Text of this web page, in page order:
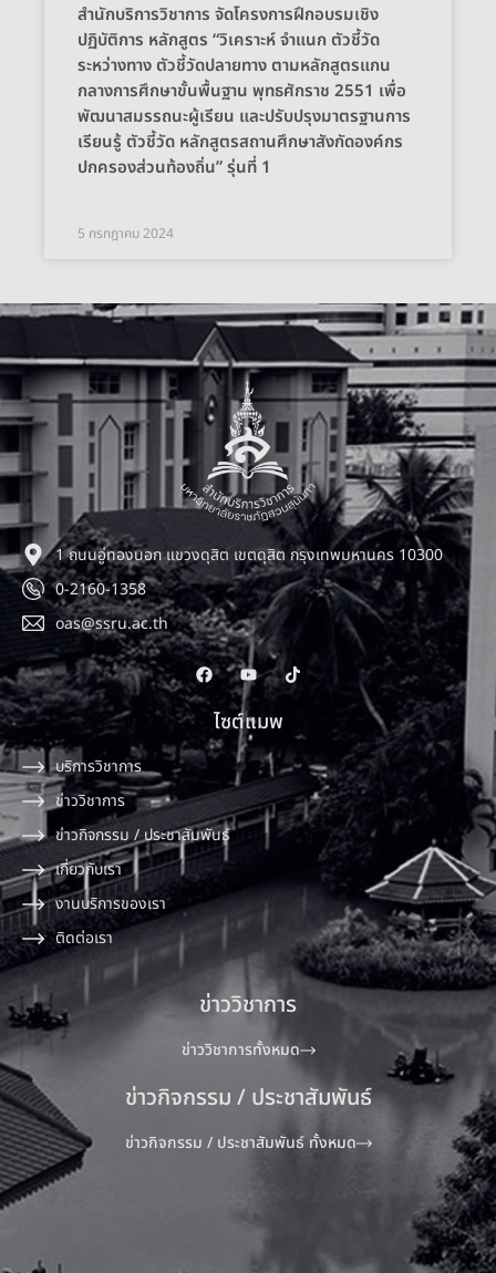
สำนักบริการวิชาการ จัดโครงการฝึกอบรมเชิง
ปฏิบัติการ หลักสูตร “วิเคราะห์ จำแนก ตัวชี้วัด
ระหว่างทาง ตัวชี้วัดปลายทาง ตามหลักสูตรแกน
กลางการศึกษาขั้นพื้นฐาน พุทธศักราช 2551 เพื่อ
พัฒนาสมรรถนะผู้เรียน และปรับปรุงมาตรฐานการ
เรียนรู้ ตัวชี้วัด หลักสูตรสถานศึกษาสังกัดองค์กร
ปกครองส่วนท้องถิ่น” รุ่นที่ 1
5 กรกฎาคม 2024
1 ถนนอู่ทองนอก แขวงดุสิต เขตดุสิต กรุงเทพมหานคร 10300
0-2160-1358
oas@ssru.ac.th
ไซต์แมพ
บริการวิชาการ
ข่าววิชาการ
ข่าวกิจกรรม / ประชาสัมพันธ์
เกี่ยวกับเรา
งานบริการของเรา
ติดต่อเรา
ข่าววิชาการ
ข่าววิชาการทั้งหมด
ข่าวกิจกรรม / ประชาสัมพันธ์
ข่าวกิจกรรม / ประชาสัมพันธ์ ทั้งหมด